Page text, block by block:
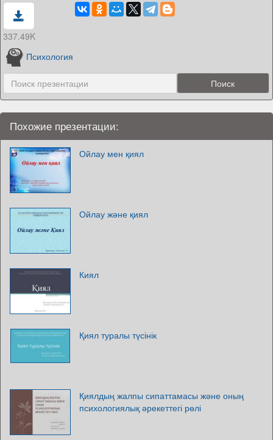
337.49K
Психология
Похожие презентации:
Ойлау мен қиял
Ойлау және қиял
Киял
Қиял туралы түсінік
Қиялдың жалпы сипаттамасы және оның
психологиялық әрекеттегі рөлі